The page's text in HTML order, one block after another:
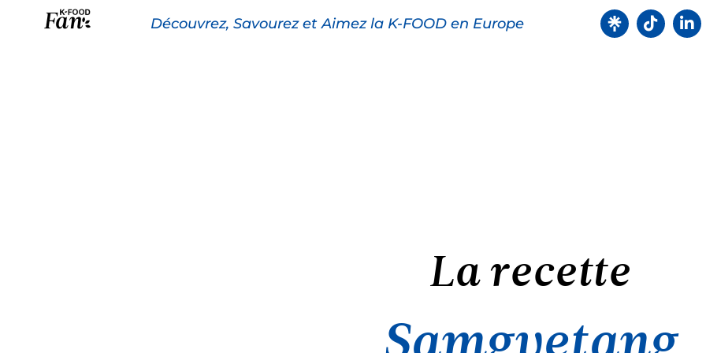
Découvrez, Savourez et Aimez la K-FOOD en Europe
La recette